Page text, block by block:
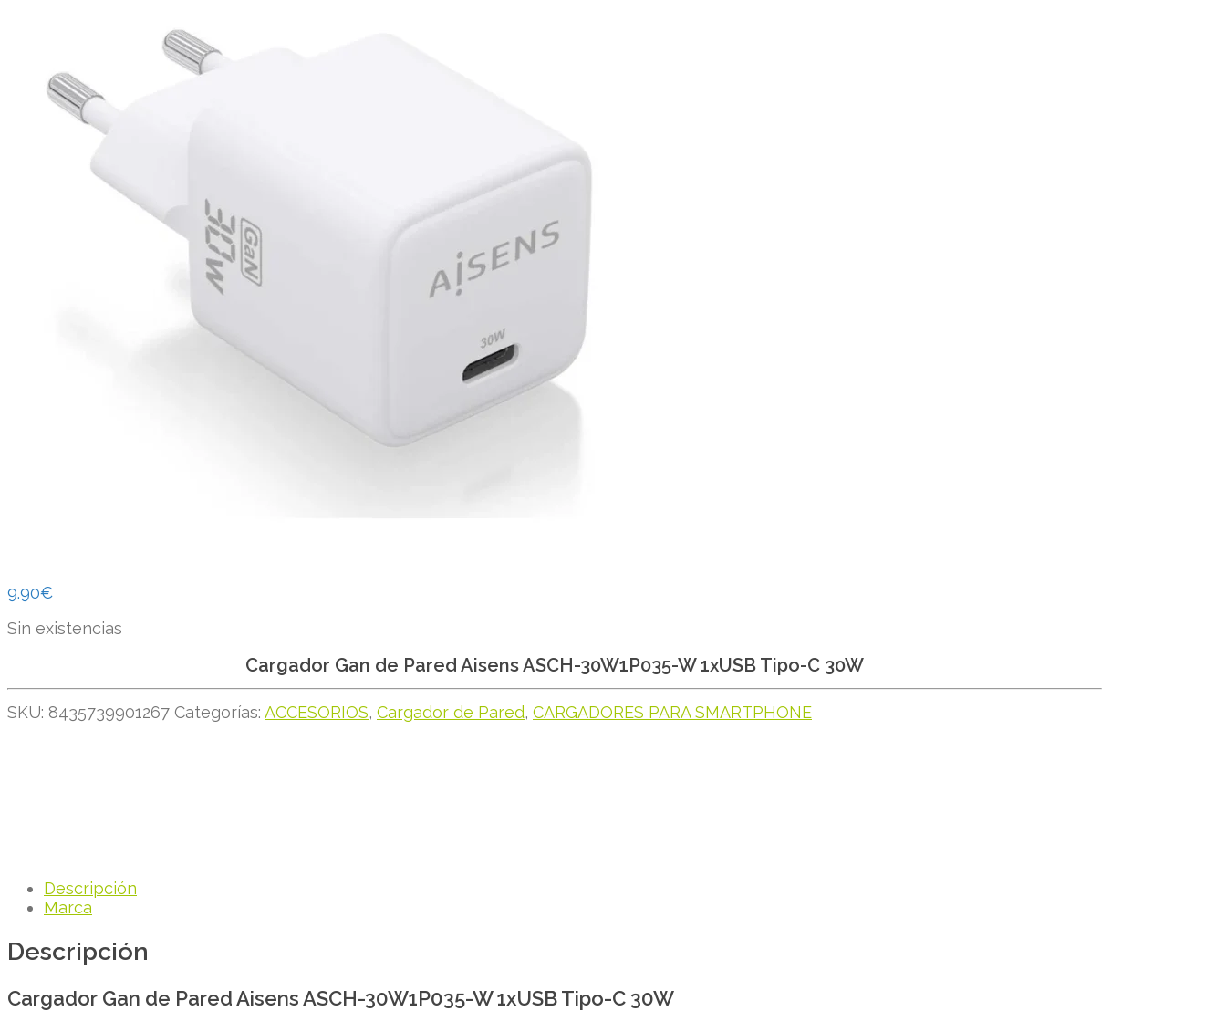
9.90€
Sin existencias
Cargador Gan de Pared Aisens ASCH-30W1P035-W 1xUSB Tipo-C 30W
SKU: 8435739901267 Categorías: ACCESORIOS, Cargador de Pared, CARGADORES PARA SMARTPHONE
Descripción
Marca
Descripción
Cargador Gan de Pared Aisens ASCH-30W1P035-W 1xUSB Tipo-C 30W